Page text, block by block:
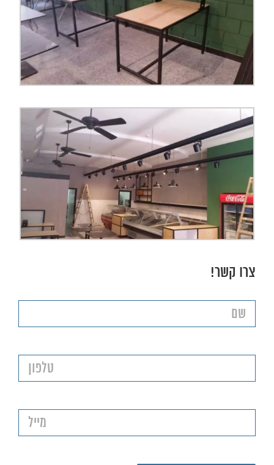
צרו קשר!